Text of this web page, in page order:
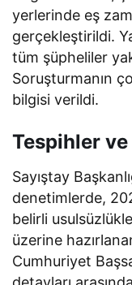
yerlerinde eş
gerçekleştirildi.
tüm şüpheliler
Soruşturmanın
bilgisi verildi.
Tespihler
Sayıştay
denetimlerde,
belirli
üzerine
Cumhuriyet